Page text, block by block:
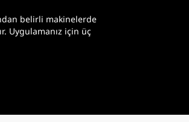
belirli makinelerde
Uygulamanız için üç